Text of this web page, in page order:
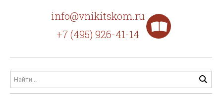
info@vnikitskom.ru
+7 (495) 926-41-14